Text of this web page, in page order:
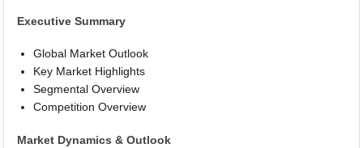
Executive Summary
Global Market Outlook
Key Market Highlights
Segmental Overview
Competition Overview
Market Dynamics & Outlook